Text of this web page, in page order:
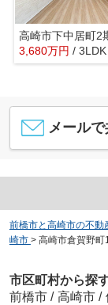
3,680万円 / 3LDK
メール
前橋市と高崎市の不動
崎市 > 高崎市倉賀野
市区町村から探
前橋市 / 高崎市 /